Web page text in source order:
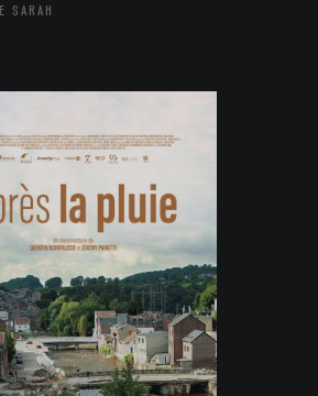
SARAH